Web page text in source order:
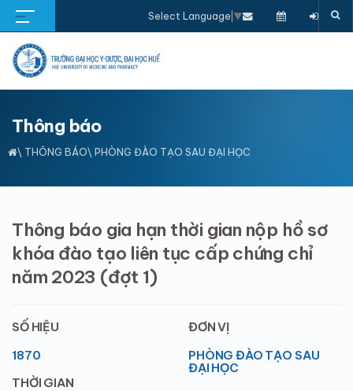
Select Language ▼
Thông báo
\ THÔNG BÁO\ PHÒNG ĐÀO TẠO SAU ĐẠI HỌC
Thông báo gia hạn thời gian nộp hồ sơ
khóa đào tạo liên tục cấp chứng chỉ
năm 2023 (đợt 1)
SỐ HIỆU
1870
ĐƠN VỊ
PHÒNG ĐÀO TẠO SAU
ĐẠI HỌC
THỜI GIAN